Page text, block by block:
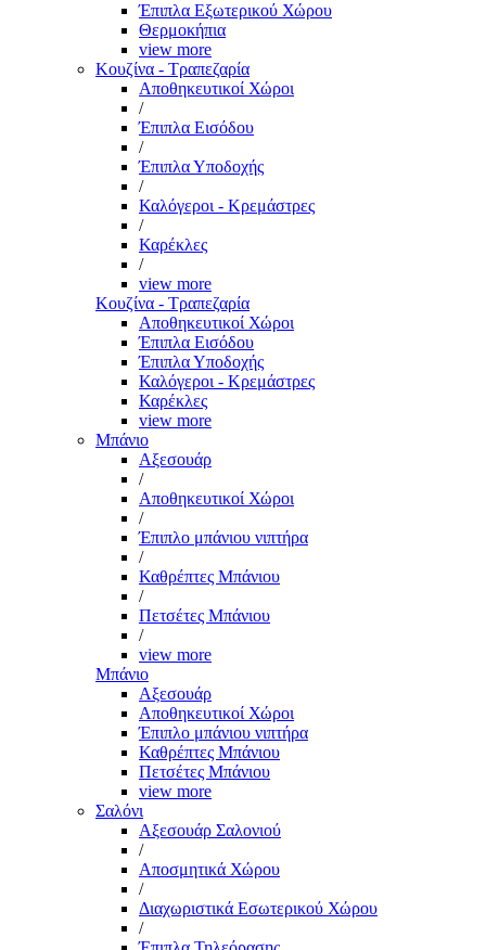
Έπιπλα Εξωτερικού Χώρου
Θερμοκήπια
view more
Κουζίνα - Τραπεζαρία
Αποθηκευτικοί Χώροι
/
Έπιπλα Εισόδου
/
Έπιπλα Υποδοχής
/
Καλόγεροι - Κρεμάστρες
/
Καρέκλες
/
view more
Κουζίνα - Τραπεζαρία
Αποθηκευτικοί Χώροι
Έπιπλα Εισόδου
Έπιπλα Υποδοχής
Καλόγεροι - Κρεμάστρες
Καρέκλες
view more
Μπάνιο
Αξεσουάρ
/
Αποθηκευτικοί Χώροι
/
Έπιπλο μπάνιου νιπτήρα
/
Καθρέπτες Μπάνιου
/
Πετσέτες Μπάνιου
/
view more
Μπάνιο
Αξεσουάρ
Αποθηκευτικοί Χώροι
Έπιπλο μπάνιου νιπτήρα
Καθρέπτες Μπάνιου
Πετσέτες Μπάνιου
view more
Σαλόνι
Αξεσουάρ Σαλονιού
/
Αποσμητικά Χώρου
/
Διαχωριστικά Εσωτερικού Χώρου
/